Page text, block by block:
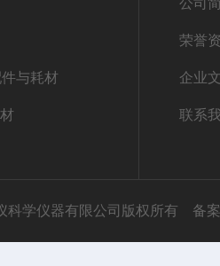
与耗材
公司
荣誉
企业
联系
科学仪器有限公司版权所有 备